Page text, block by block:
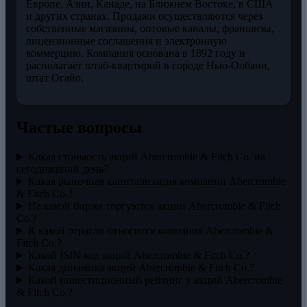
Европе, Азии, Канаде, на Ближнем Востоке, в США
и других странах. Продажи осуществляются через
собственные магазины, оптовые каналы, франшизы,
лицензионные соглашения и электронную
коммерцию. Компания основана в 1892 году и
располагает штаб-квартирой в городе Нью-Олбани,
штат Огайо.